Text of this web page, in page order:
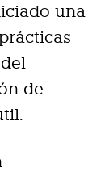
una
de